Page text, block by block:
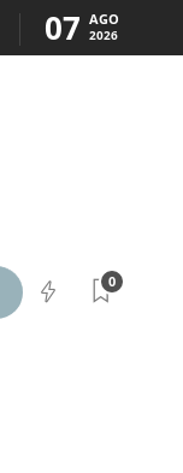
07 AGO
2026
0